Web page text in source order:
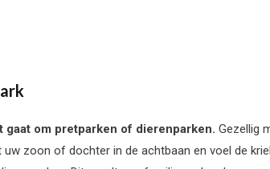
gaat om pretparken of dierenparken. Gezellig
uw zoon of dochter in de achtbaan en voel de